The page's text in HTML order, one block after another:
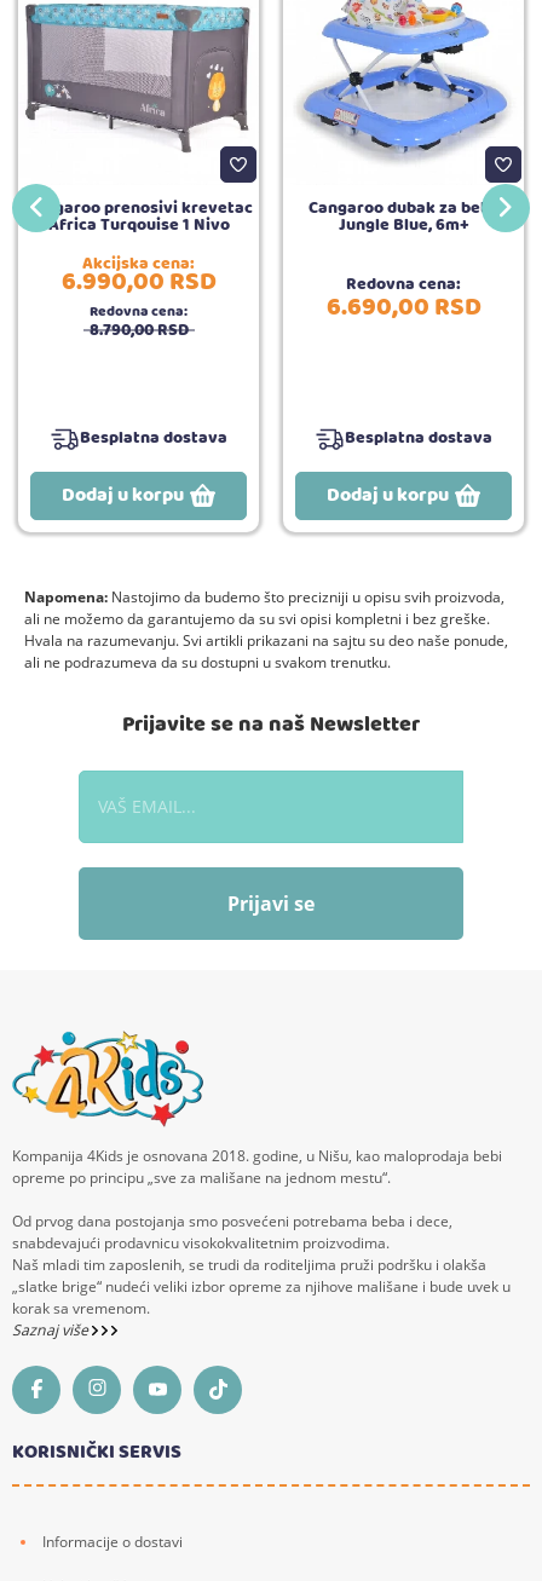
Cangaroo prenosivi krevetac
Africa Turqouise 1 Nivo
Akcijska cena:
6.990,00RSD
Redovna cena:
8.790,00RSD
Besplatna dostava
Dodaj u korpu
Cangaroo dubak za bebe
Jungle Blue, 6m+
Redovna cena:
6.690,00RSD
Besplatna dostava
Dodaj u korpu
Napomena: Nastojimo da budemo što precizniji u opisu svih proizvoda,
ali ne možemo da garantujemo da su svi opisi kompletni i bez greške.
Hvala na razumevanju. Svi artikli prikazani na sajtu su deo naše ponude,
ali ne podrazumeva da su dostupni u svakom trenutku.
Prijavite se na naš Newsletter
Prijavi se
Kompanija 4Kids je osnovana 2018. godine, u Nišu, kao maloprodaja bebi
opreme po principu „sve za mališane na jednom mestu“.
Od prvog dana postojanja smo posvećeni potrebama beba i dece,
snabdevajući prodavnicu visokokvalitetnim proizvodima.
Naš mladi tim zaposlenih, se trudi da roditeljima pruži podršku i olakša
„slatke brige“ nudeći veliki izbor opreme za njihove mališane i bude uvek u
korak sa vremenom.
Saznaj više
KORISNIČKI SERVIS
Informacije o dostavi